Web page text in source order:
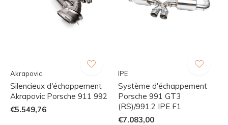
Akrapovic
Silencieux d'échappement
Akrapovic Porsche 911 992
€5.549,76
IPE
Système d'échappement
Porsche 991 GT3
(RS)/991.2 IPE F1
€7.083,00